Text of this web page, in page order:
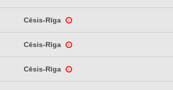
Cēsis-Rīga
Cēsis-Rīga
Cēsis-Rīga